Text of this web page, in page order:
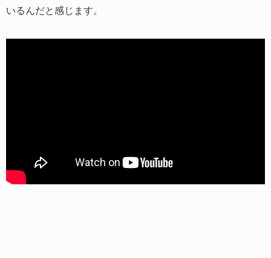
いるんだと感じます。